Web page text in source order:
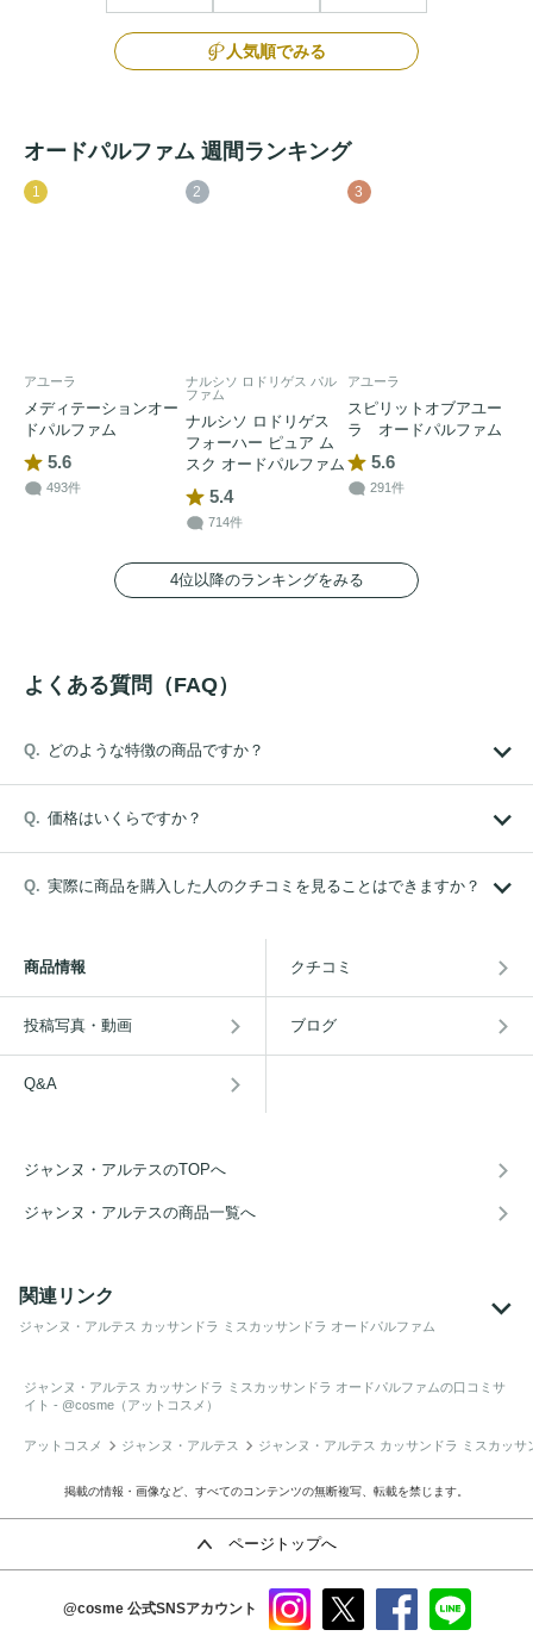
人気順でみる
オードパルファム 週間ランキング
1
アユーラ
メディテーションオー
ドパルファム
5.6
493件
2
ナルシソ ロドリゲス パル
ファム
ナルシソ ロドリゲス
フォーハー ピュア ム
スク オードパルファム
5.4
714件
3
アユーラ
スピリットオブアユー
ラ オードパルファム
5.6
291件
4位以降のランキングをみる
よくある質問（FAQ）
どのような特徴の商品ですか？
価格はいくらですか？
実際に商品を購入した人のクチコミを見ることはできますか？
商品情報 クチコミ
投稿写真・動画 ブログ
Q&A
ジャンヌ・アルテスのTOPへ
ジャンヌ・アルテスの商品一覧へ
関連リンク
ジャンヌ・アルテス カッサンドラ ミスカッサンドラ オードパルファム
ジャンヌ・アルテス カッサンドラ ミスカッサンドラ オードパルファムの口コミサ
イト - @cosme（アットコスメ）
アットコスメ ジャンヌ・アルテス ジャンヌ・アルテス カッサンドラ ミスカッサ
掲載の情報・画像など、すべてのコンテンツの無断複写、転載を禁じます。
ページトップへ
@cosme 公式SNSアカウント